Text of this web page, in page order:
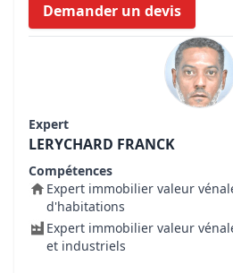
Demander un devis
Expert
LERYCHARD FRANCK
Compétences
Expert immobilier valeur
d'habitations
Expert immobilier valeur
et industriels